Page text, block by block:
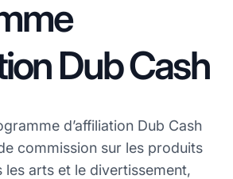
Dub Cash
d’affiliation Dub Cash
commission sur les produits
les arts et le divertissement,